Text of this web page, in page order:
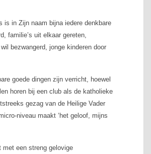
is in Zijn naam bijna iedere denkbare
familie’s uit elkaar gereten,
bezwangerd, jonge kinderen door
goede dingen zijn verricht, hoewel
horen bij een club als de katholieke
gezag van de Heilige Vader
niveau maakt ‘het geloof, mijns
een streng gelovige